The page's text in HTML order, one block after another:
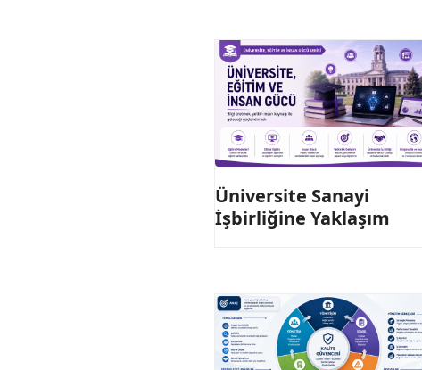
Üniversite Sanayi
İşbirliğine Yaklaşım